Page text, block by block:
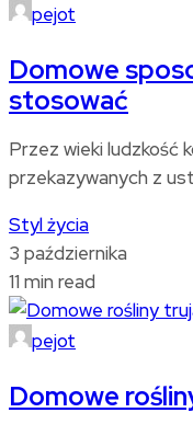
pejot
Domowe
stosować
Przez wieki ludzkość
przekazywanych z
Styl życia
3 października
11 min read
pejot
Domowe